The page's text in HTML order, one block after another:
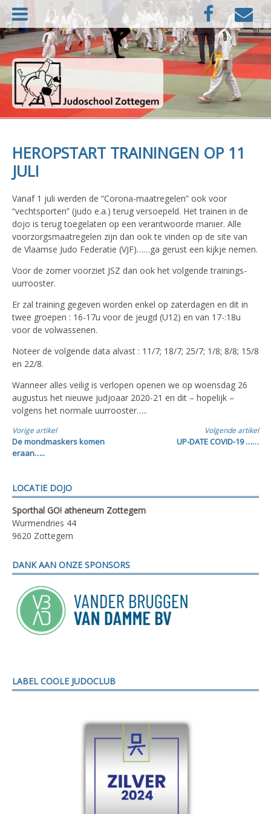
Naar
inhoud
springen
FacebookE-
mail
Judoschool Zottegem
HEROPSTART TRAININGEN OP 11
JULI
Vanaf 1 juli werden de “Corona-maatregelen” ook voor
“vechtsporten” (judo e.a.) terug versoepeld. Het trainen in de
dojo is terug toegelaten op een verantwoorde manier. Alle
voorzorgsmaatregelen zijn dan ook te vinden op de site van
de Vlaamse Judo Federatie (VJF)……ga gerust een kijkje nemen.
Voor de zomer voorziet JSZ dan ook het volgende trainings-
uurrooster.
Er zal training gegeven worden enkel op zaterdagen en dit in
twee groepen : 16-17u voor de jeugd (U12) en van 17-:18u
voor de volwassenen.
Noteer de volgende data alvast : 11/7; 18/7; 25/7; 1/8; 8/8; 15/8
en 22/8.
Wanneer alles veilig is verlopen openen we op woensdag 26
augustus het nieuwe judjoaar 2020-21 en dit – hopelijk –
volgens het normale uurrooster…..
Verder
lezen
Vorige artikel
De mondmaskers komen
eraan…..
Volgende artikel
UP-DATE COVID-19 ……
LOCATIE DOJO
Sporthal GO! atheneum Zottegem
Wurmendries 44
9620 Zottegem
DANK AAN ONZE SPONSORS
LABEL COOLE JUDOCLUB